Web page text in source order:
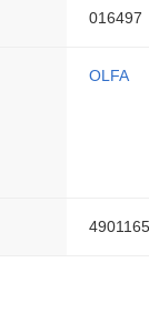
016497
OLFA